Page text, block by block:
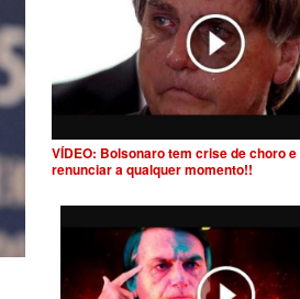
VÍDEO: Bolsonaro tem crise de choro e
renunciar a qualquer momento!!